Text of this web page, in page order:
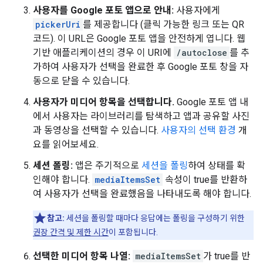
사용자를 Google 포토 앱으로 안내: 사용자에게
pickerUri 를 제공합니다 (클릭 가능한 링크 또는 QR
코드). 이 URL은 Google 포토 앱을 안전하게 엽니다. 웹
기반 애플리케이션의 경우 이 URI에
/autoclose 를 추
가하여 사용자가 선택을 완료한 후 Google 포토 창을 자
동으로 닫을 수 있습니다.
사용자가 미디어 항목을 선택합니다. Google 포토 앱 내
에서 사용자는 라이브러리를 탐색하고 앱과 공유할 사진
과 동영상을 선택할 수 있습니다. 사용자의 선택 환경 개
요를 읽어보세요.
세션 폴링: 앱은 주기적으로 세션을 폴링하여 상태를 확
인해야 합니다. mediaItemsSet 속성이 true를 반환하
여 사용자가 선택을 완료했음을 나타내도록 해야 합니다.
참고: 세션을 폴링할 때마다 응답에는 폴링을 구성하기 위한
권장 간격 및 제한 시간이 포함됩니다.
선택한 미디어 항목 나열: mediaItemsSet 가 true를 반